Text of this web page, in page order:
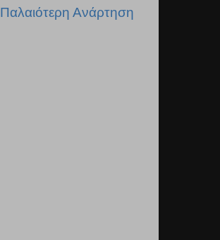
Παλαιότερη Ανάρτηση